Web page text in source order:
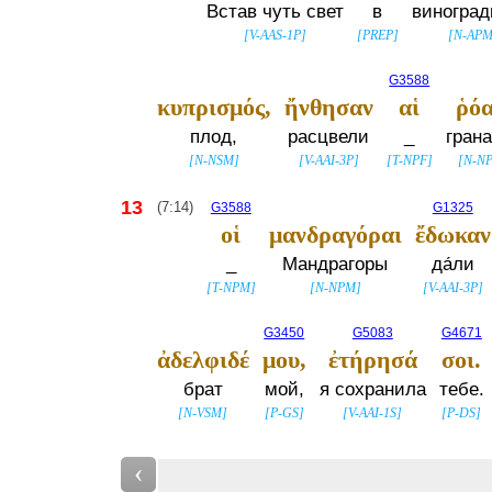
Встав чуть свет
[V-AAS-1P]
в
[PREP] [N-APM
κυπρισμός,
плод,
[N-NSM]
ἤνθησαν
расцвели
[V-AAI-3P]
G3588
αἱ
[T-NPF] [N-
13 (7:14) G3588
οἱ
[T-NPM]
μανδραγόραι
Мандрагоры
[N-NPM]
G1325
ἔδωκαν
да́ли
[V-AAI-3P]
ἀδελφιδέ
брат
[N-VSM]
G3450
μου,
мой,
[P-GS]
G5083
ἐτήρησά
я сохранила
[V-AAI-1S]
G4671
σοι.
тебе.
[P-DS]
‹